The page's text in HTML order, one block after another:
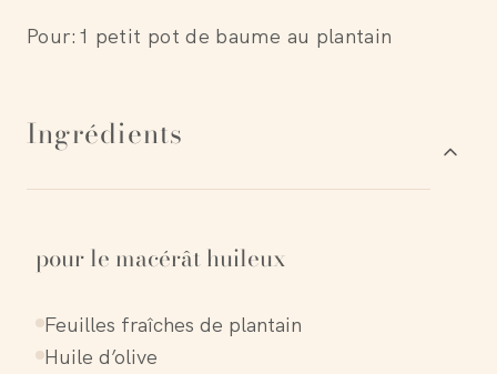
Pour: 1 petit pot de baume au plantain
Ingrédients
pour le macérât huileux
Feuilles fraîches de plantain
Huile d’olive